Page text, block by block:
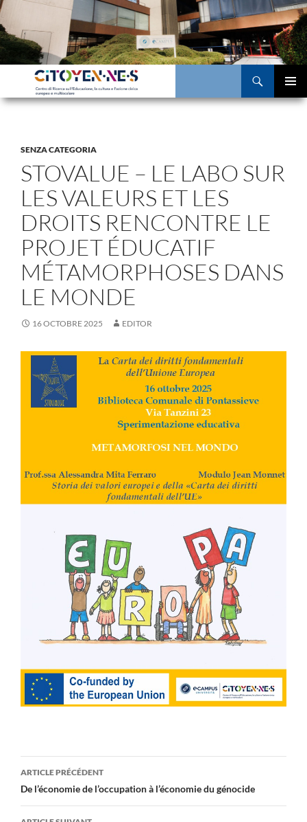
Aller
au
contenu
Recherche
MENU
SENZA CATEGORIA
STOVALUE – LE LABO SUR
LES VALEURS ET LES
DROITS RENCONTRE LE
PROJET ÉDUCATIF
MÉTAMORPHOSES DANS
LE MONDE
16 OCTOBRE 2025 EDITOR
Navigation
des
articles
ARTICLE PRÉCÉDENT
De l’économie de l’occupation à l’économie du génocide